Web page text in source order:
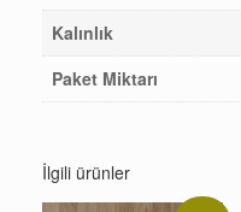
Kalınlık
Paket Miktarı
İlgili ürünler